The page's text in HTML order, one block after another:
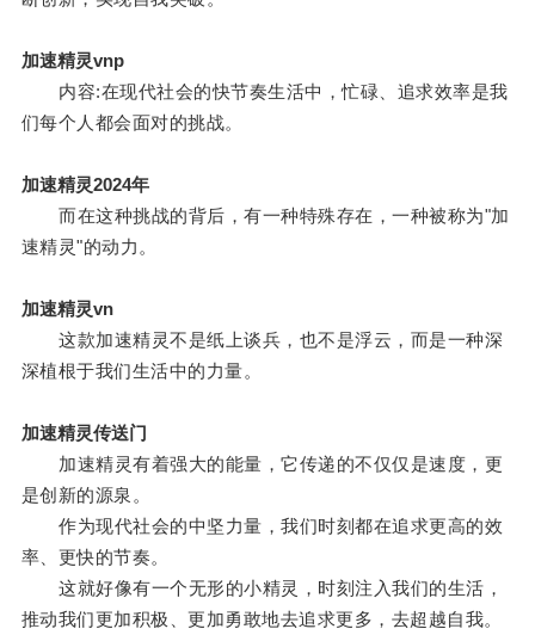
加速精灵vnp
内容:在现代社会的快节奏生活中，忙碌、追求效率是我
们每个人都会面对的挑战。
加速精灵2024年
而在这种挑战的背后，有一种特殊存在，一种被称为"加
速精灵"的动力。
加速精灵vn
这款加速精灵不是纸上谈兵，也不是浮云，而是一种深
深植根于我们生活中的力量。
加速精灵传送门
加速精灵有着强大的能量，它传递的不仅仅是速度，更
是创新的源泉。
作为现代社会的中坚力量，我们时刻都在追求更高的效
率、更快的节奏。
这就好像有一个无形的小精灵，时刻注入我们的生活，
推动我们更加积极、更加勇敢地去追求更多，去超越自我。